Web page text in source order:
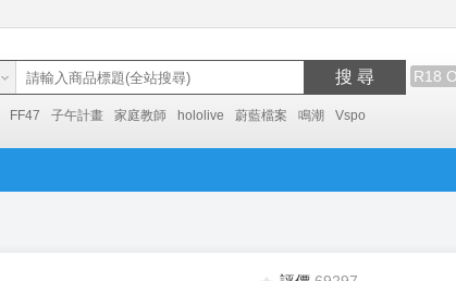
搜 尋 R18
FF47 子午計畫 家庭教師 hololive 蔚藍檔案 鳴潮 Vspo